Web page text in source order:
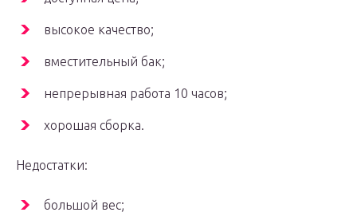
высокое качество;
вместительный бак;
непрерывная работа 10 часов;
хорошая сборка.
Недостатки:
большой вес;